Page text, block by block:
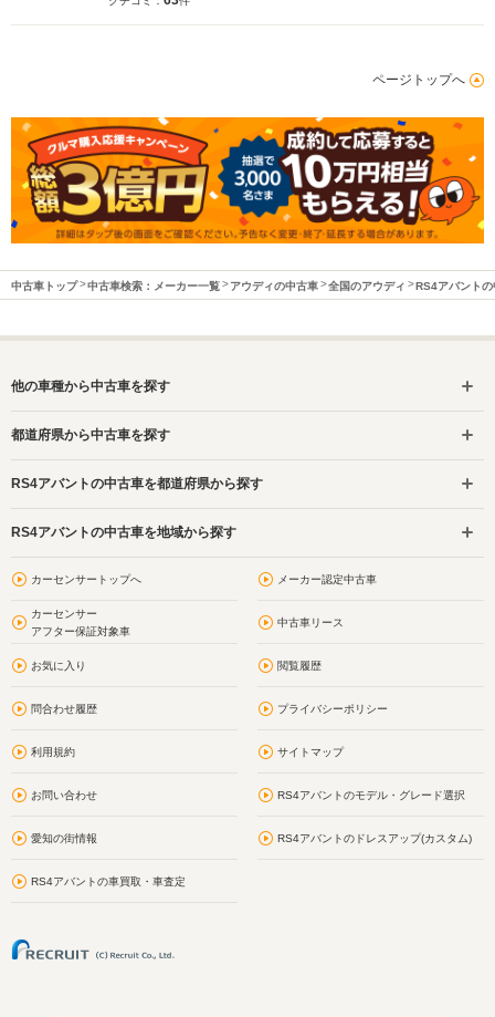
ページトップへ
中古車トップ 中古車検索：メーカー一覧 アウディの中古車 全国のアウディ RS4アバントの
他の車種から中古車を探す
都道府県から中古車を探す
RS4アバントの中古車を都道府県から探す
RS4アバントの中古車を地域から探す
カーセンサートップへ メーカー認定中古車
カーセンサー
アフター保証対象車
中古車リース
お気に入り 閲覧履歴
問合わせ履歴 プライバシーポリシー
利用規約 サイトマップ
お問い合わせ RS4アバントのモデル・グレード選択
愛知の街情報 RS4アバントのドレスアップ(カスタム)
RS4アバントの車買取・車査定